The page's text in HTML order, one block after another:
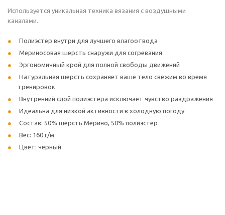
Используется уникальная техника вязания с воздушными
каналами.
Полиэстер внутри для лучшего влагоотвода
Мериносовая шерсть снаружи для согревания
Эргономичный крой для полной свободы движений
Натуральная шерсть сохраняет ваше тело свежим во время
тренировок
Внутренний слой полиэстера исключает чувство раздражения
Идеальна для низкой активности в холодную погоду
Состав: 50% шерсть Мерино, 50% полиэстер
Вес: 160 г/м
Цвет: черный